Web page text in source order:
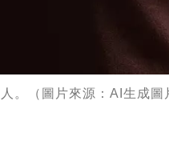
。（圖片來源：AI生成圖